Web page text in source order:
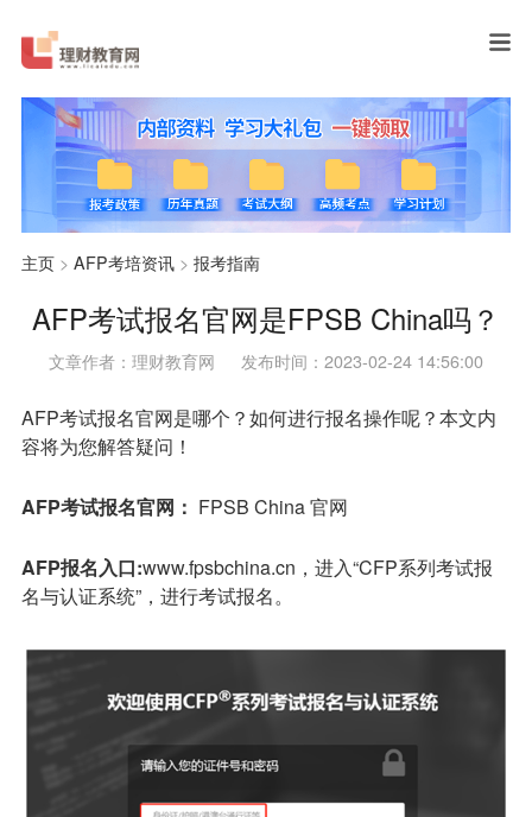
主页> AFP考培资讯> 报考指南
AFP考试报名官网是FPSB China吗？
文章作者：理财教育网 发布时间：2023-02-24 14:56:00
AFP考试报名官网是哪个？如何进行报名操作呢？本文内
容将为您解答疑问！
AFP考试报名官网： FPSB China 官网
AFP报名入口:www.fpsbchina.cn，进入“CFP系列考试报
名与认证系统”，进行考试报名。